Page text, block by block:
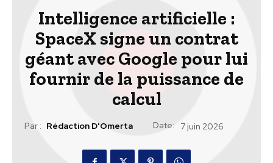
Intelligence artificielle :
SpaceX signe un contrat
géant avec Google pour lui
fournir de la puissance de
calcul
Par : Rédaction D'Omerta Date: 7 juin 2026